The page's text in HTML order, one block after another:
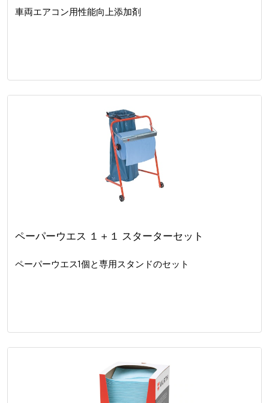
車両エアコン用性能向上添加剤
ペーパーウエス １＋１ スターターセット
ペーパーウエス1個と専用スタンドのセット